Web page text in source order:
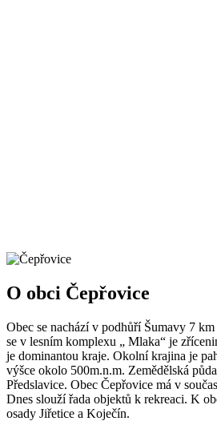
O obci Čepřovice
Obec se nachází v podhůří Šumavy 7
se v lesním komplexu „ Mlaka“ je
je dominantou kraje. Okolní krajina je
výšce okolo 500m.n.m. Zemědělská
Předslavice. Obec Čepřovice má v
Dnes slouží řada objektů k rekreaci. K
osady Jiřetice a Koječín.